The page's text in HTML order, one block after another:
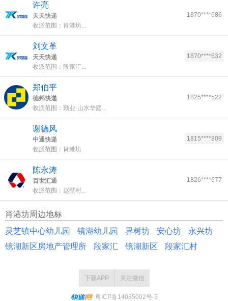
许亮
天天快递
收派范围：肖港坊...
1870****686
刘文革
天天快递
收派范围：段家汇...
1870****632
郑伯平
德邦快递
收派范围：勤业·山水华庭...
1825****522
谢德风
中通快递
收派范围：肖港坊...
1815****809
陈永涛
百世汇通
收派范围：赵墅村...
1826****677
肖港坊周边地标
灵芝镇中心幼儿园
镜湖幼儿园 界树坊 安心坊
永兴坊
镜湖新区房地产管理所
段家汇 镜湖新区 段家汇村
下载APP 关注微信
粤ICP备14085002号-5